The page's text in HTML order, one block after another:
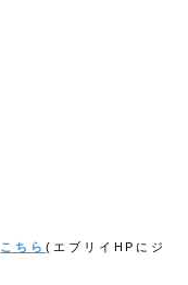
こちら(エブリイHPにジ